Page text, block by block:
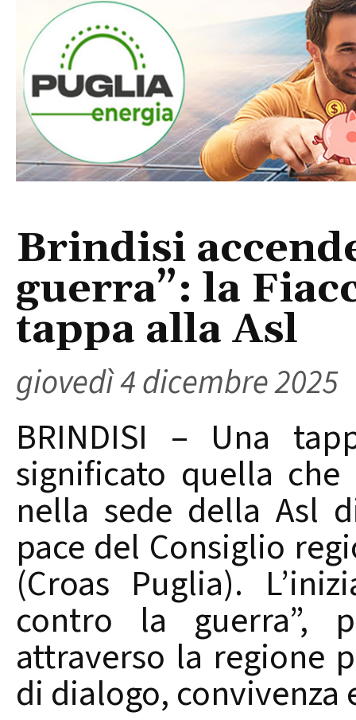
Brindisi
guerra”: la
tappa alla Asl
giovedì 4 dicembre 2025
BRINDISI – Una
significato quella
nella sede della Asl
pace del Consiglio
(Croas Puglia).
contro la guerra”,
attraverso la regione
di dialogo,